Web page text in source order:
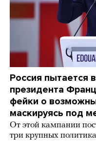
Россия пытается
президента
фейки о
маскируясь под
От этой кампании
три крупных политика